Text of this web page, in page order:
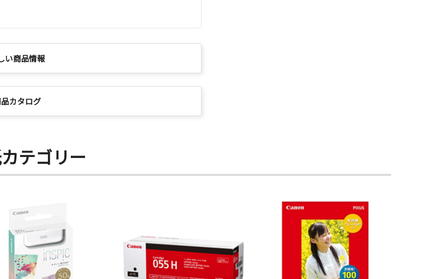
い商品情報
カタログ
テゴリー